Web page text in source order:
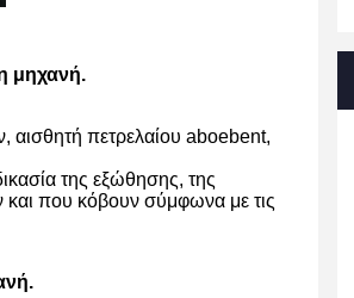
μηχανή.
αισθητή πετρελαίου aboebent,
της εξώθησης, της
που κόβουν σύμφωνα με τις